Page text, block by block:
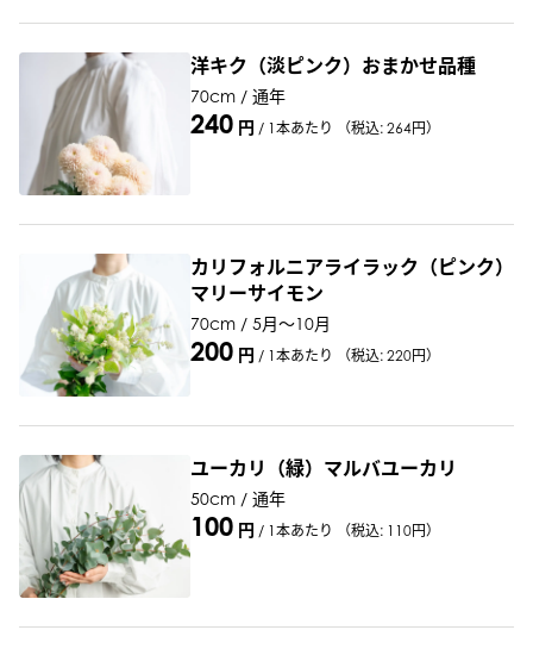
洋キク（淡ピンク）おまかせ品種
70cm / 通年
240 円 / 1本あたり （税込: 264円）
カリフォルニアライラック（ピンク）
マリーサイモン
70cm / 5月〜10月
200 円 / 1本あたり （税込: 220円）
ユーカリ（緑）マルバユーカリ
50cm / 通年
100 円 / 1本あたり （税込: 110円）